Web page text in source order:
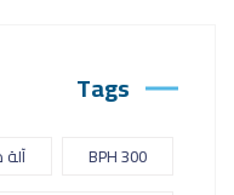
Tags
300 BPH